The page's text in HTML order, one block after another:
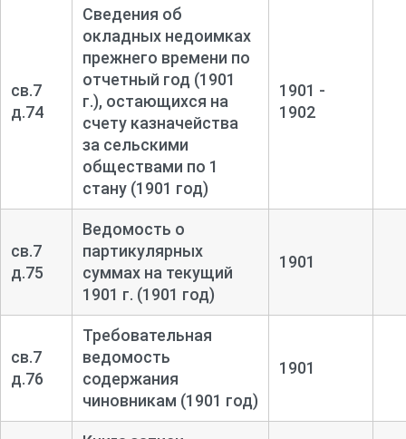
св.7
д.74
Сведения об
окладных недоимках
прежнего времени по
отчетный год (1901
г.), остающихся на
счету казначейства
за сельскими
обществами по 1
стану (1901 год)
1901 -
1902
св.7
д.75
Ведомость о
партикулярных
суммах на текущий
1901 г. (1901 год)
1901
св.7
д.76
Требовательная
ведомость
содержания
чиновникам (1901 год)
1901